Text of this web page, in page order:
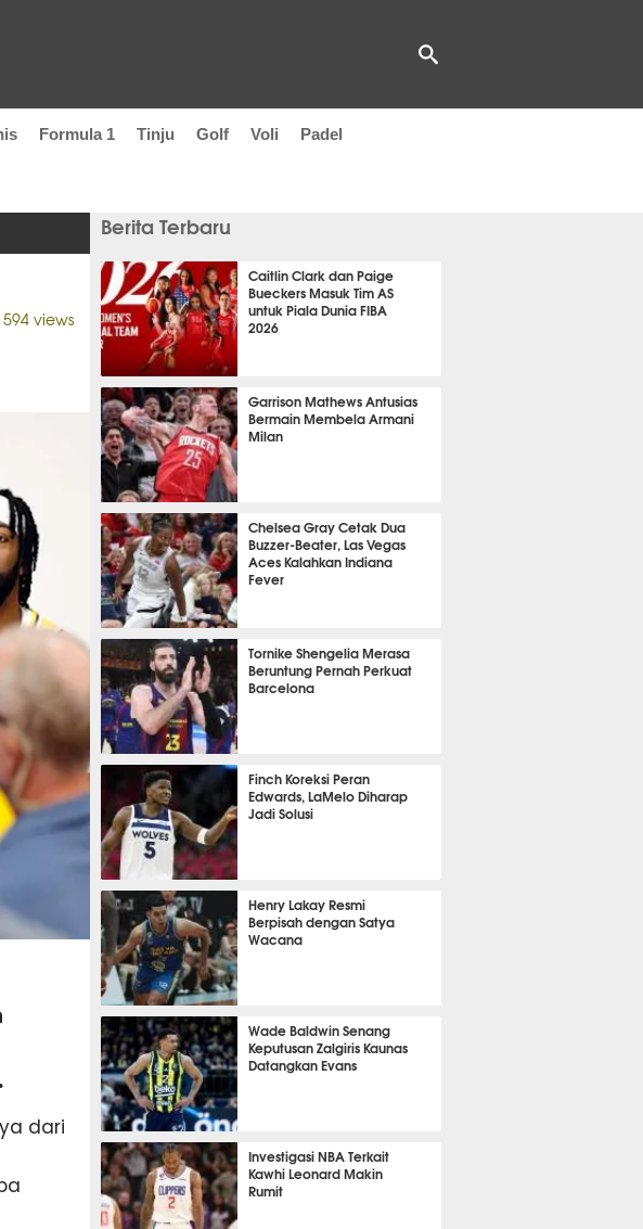
Formula 1 Tinju Golf Voli Padel
views
dari
Berita Terbaru
Caitlin Clark dan Paige
Bueckers Masuk Tim AS
untuk Piala Dunia FIBA
2026
21 menit 20 detik lalu
Garrison Mathews Antusias
Bermain Membela Armani
Milan
34 menit 26 detik lalu
Chelsea Gray Cetak Dua
Buzzer-Beater, Las Vegas
Aces Kalahkan Indiana
Fever
42 menit 28 detik lalu
Tornike Shengelia Merasa
Beruntung Pernah Perkuat
Barcelona
1 jam lalu
Finch Koreksi Peran
Edwards, LaMelo Diharap
Jadi Solusi
4 jam 54 menit lalu
Henry Lakay Resmi
Berpisah dengan Satya
Wacana
5 jam 29 menit lalu
Wade Baldwin Senang
Keputusan Zalgiris Kaunas
Datangkan Evans
6 jam 30 menit lalu
Investigasi NBA Terkait
Kawhi Leonard Makin
Rumit